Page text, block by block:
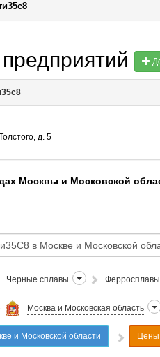
д. 5
Москвы и Московской
Черные сплавы Ферросплавы
Москва и Московская область
и Московской области Цены